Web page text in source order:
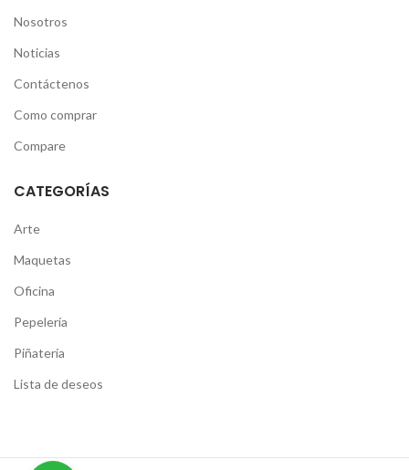
Nosotros
Noticias
Contáctenos
Como comprar
Compare
CATEGORÍAS
Arte
Maquetas
Oficina
Pepelería
Piñatería
Lista de deseos